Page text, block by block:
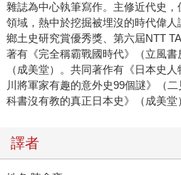
雜誌為中心執筆寫作。主修近代史
領域，熱中於挖掘被埋沒的時代偉
鄉土史研究賞優秀獎、第六屆NTT
著有《完全稱霸戰國時代》（立風書
（成美堂）。共同著作有《日本史
川將軍家有趣的意外史99個謎》（
科書沒有教的真正日本史》（成美堂
譯者